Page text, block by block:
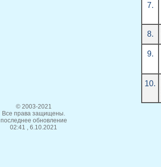
7.
8.
9.
10.
© 2003-2021
Все права защищены.
последнее обновление
02:41 , 6.10.2021